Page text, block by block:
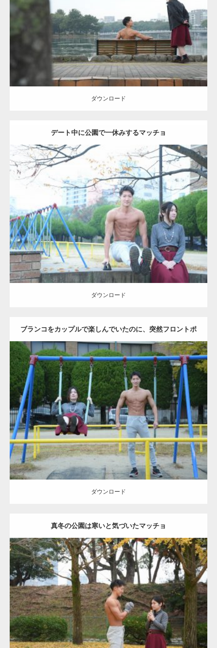
公園のマッチョ AKIHITO(細マッチョ) 背中
ダウンロード
ダウンロード
デート中に公園で一休みするマッチョ
Update:2021.07.6
Category:公園のマッチョ その他 AKIHITO(細マッチョ) 腹筋
ダウンロード
ダウンロード
ブランコをカップルで楽しんでいたのに、突然フロントポ
ーズをするマッチョ
Update: 2021.07.6
Category:公園のマッチョ その他 AKIHITO(細マッチョ) 腹筋 大胸筋
ダウンロード
ダウンロード
真冬の公園は寒いと気づいたマッチョ
Update: 2021.07.8
Category:公園のマッチョ その他 AKIHITO(細マッチョ) 上腕三頭筋
肩
ダウンロード